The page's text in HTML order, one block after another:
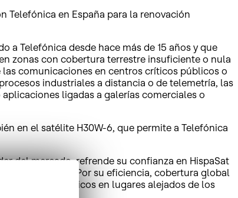
Telefónica en España para la renovación
a Telefónica desde hace más de 15 años y que
zonas con cobertura terrestre insuficiente o nula
comunicaciones en centros críticos públicos o
industriales a distancia o de telemetría, las
ligadas a galerías comerciales o
en el satélite H30W-6, que permite a Telefónica
del mercado, refrende su confianza en HispaSat
tanto tiempo. Por su eficiencia, cobertura global
y públicos en lugares alejados de los